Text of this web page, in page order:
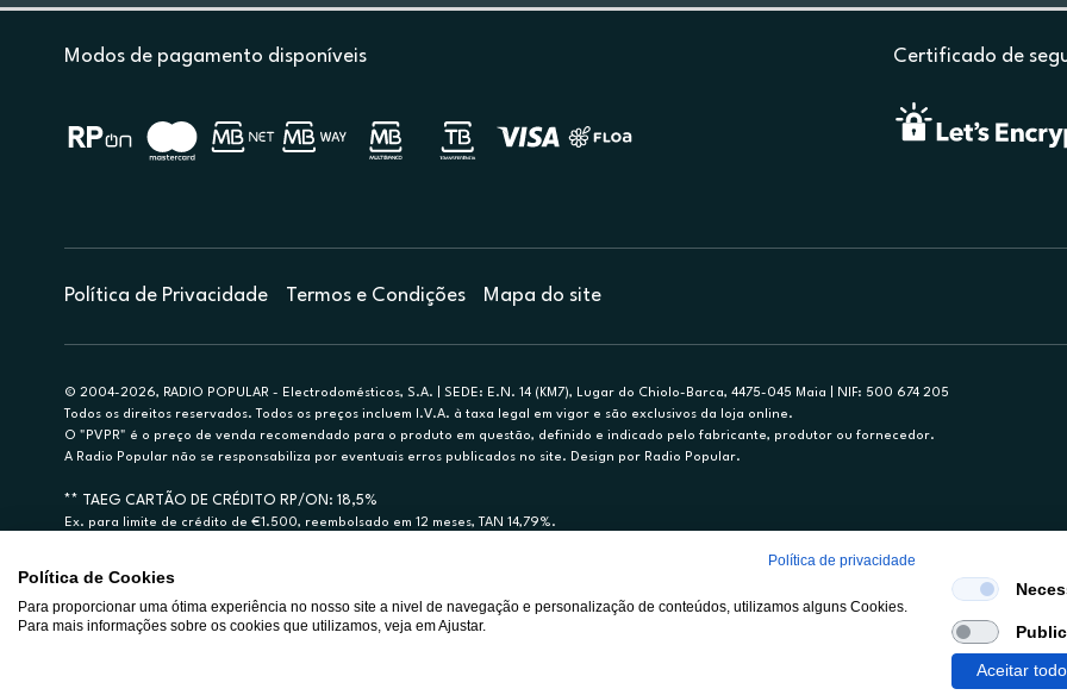
Modos de pagamento disponíveis Certificado de
Política de Privacidade Termos e Condições Mapa do site
© 2004-2026, RADIO POPULAR - Electrodomésticos, S.A. | SEDE: E.N. 14 (KM7), Lugar do Chiolo-Barca, 4475-045 Maia | NIF: 500 674 205
Todos os direitos reservados. Todos os preços incluem I.V.A. à taxa legal em vigor e são exclusivos da loja online.
O "PVPR" é o preço de venda recomendado para o produto em questão, definido e indicado pelo fabricante, produtor ou fornecedor.
A Radio Popular não se responsabiliza por eventuais erros publicados no site. Design por Radio Popular.
** TAEG CARTÃO DE CRÉDITO RP/ON: 18,5%
Ex. para limite de crédito de €1.500, reembolsado em 12 meses, TAN 14,79%.
A Rádio Popular – Eletrodomésticos S.A. (Registo BdP848) atua como intermediário de crédito a título acessório e com exclusividade (registo BdP 2314.)
Política de privacidade
Política de Cookies
Para proporcionar uma ótima experiência no nosso site a nivel de navegação e personalização de conteúdos, utilizamos alguns Cookies.
Para mais informações sobre os cookies que utilizamos, veja em Ajustar.
Aceitar